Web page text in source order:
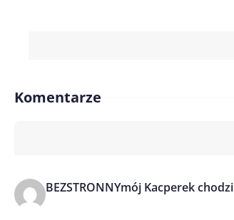
Komentarze
Imię/ Nick*
BEZSTRONNYmój Kacperek chodzi